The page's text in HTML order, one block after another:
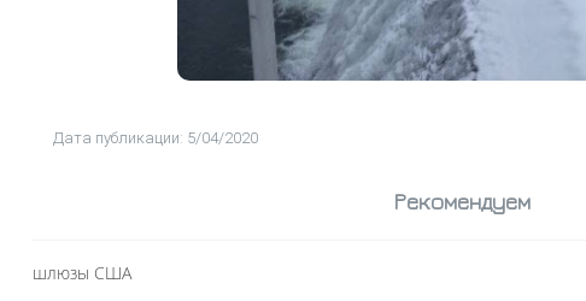
Дата публикации: 5/04/2020
Рекомендуем
шлюзы США